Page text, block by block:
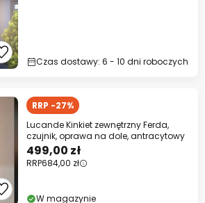
Czas dostawy: 6 - 10 dni roboczych
RRP -27%
Lucande Kinkiet zewnętrzny Ferda,
czujnik, oprawa na dole, antracytowy
499,00 zł
RRP684,00 zł
W magazynie